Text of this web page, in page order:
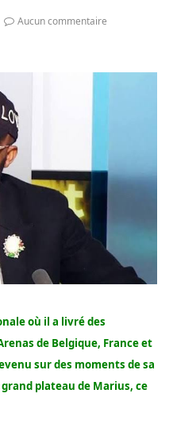
Aucun commentaire
où il a livré des
de Belgique, France et
sur des moments de sa
plateau de Marius, ce